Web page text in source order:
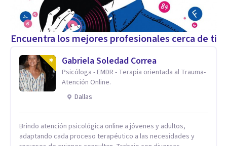
Encuentra los mejores profesionales cerca de ti
Gabriela Soledad Correa
Psicóloga - EMDR - Terapia orientada al Trauma-
Atención Online.
Dallas
Brindo atención psicológica online a jóvenes y adultos,
adaptando cada proceso terapéutico a las necesidades y